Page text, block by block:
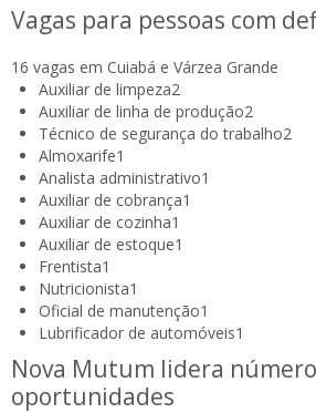
Vagas para pessoas com
16 vagas em Cuiabá e Várzea Grande
Auxiliar de limpeza2
Auxiliar de linha de produção2
Técnico de segurança do trabalho2
Almoxarife1
Analista administrativo1
Auxiliar de cobrança1
Auxiliar de cozinha1
Auxiliar de estoque1
Frentista1
Nutricionista1
Oficial de manutenção1
Lubrificador de automóveis1
Nova Mutum lidera
oportunidades